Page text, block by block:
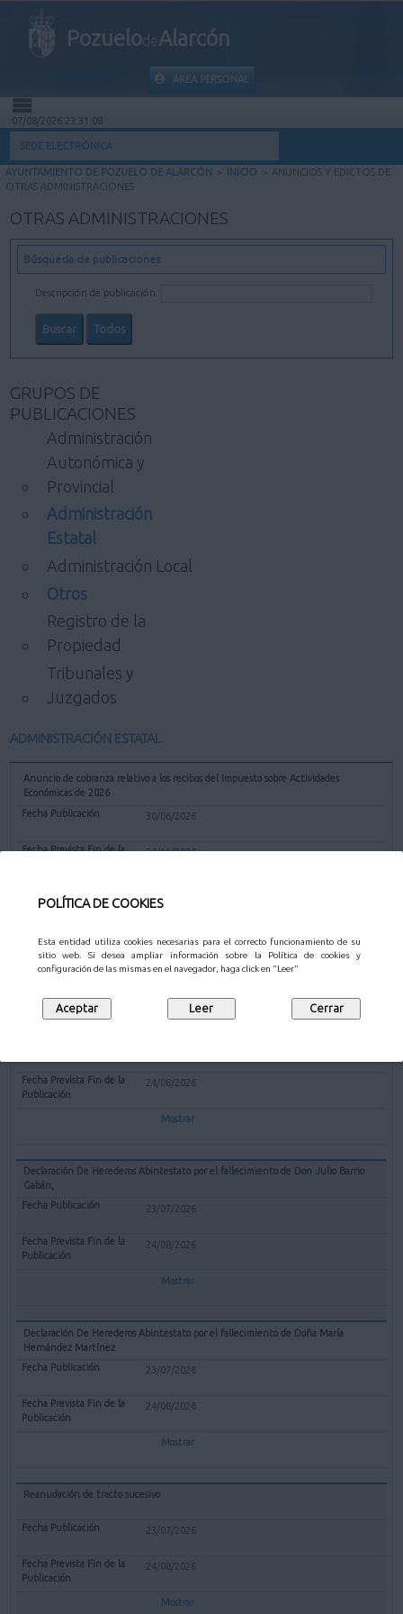
POLÍTICA DE COOKIES
Esta entidad utiliza cookies necesarias para el correcto funcionamiento de su
sitio web. Si desea ampliar información sobre la Política de cookies y
configuración de las mismas en el navegador, haga click en "Leer"
PozuelodeAlarcón
ÁREA PERSONAL
INICIO
INFORMACIÓN PÚBLICA
MI CARPETA
INFORMACIÓN MUNICIPAL
07/08/2026 23:31:08
SEDE ELECTRÓNICA
AYUNTAMIENTO DE POZUELO DE ALARCÓN > INICIO > ANUNCIOS Y EDICTOS DE
OTRAS ADMINISTRACIONES
OTRAS ADMINISTRACIONES
Búsqueda de publicaciones
Descripción de publicación
GRUPOS DE
PUBLICACIONES
Administración
Autonómica y
Provincial
Administración
Estatal
Administración Local
Otros
Registro de la
Propiedad
Tribunales y
Juzgados
ADMINISTRACIÓN ESTATAL
Anuncio de cobranza relativo a los recibos del Impuesto sobre Actividades
Económicas de 2026
30/06/2026
20/11/2026
OTROS
Declaración De Herederos Abintestato por el fallecimiento de Doña Eusebia
Aguado López
24/08/2026
Mostrar
Declaración De Herederos Abintestato por el fallecimiento de Don Julio Barrio
Gabán,
23/07/2026
24/08/2026
Mostrar
Declaración De Herederos Abintestato por el fallecimiento de Doña María
Hernández Martínez
23/07/2026
24/08/2026
Mostrar
Reanudación de tracto sucesivo
23/07/2026
24/08/2026
Mostrar